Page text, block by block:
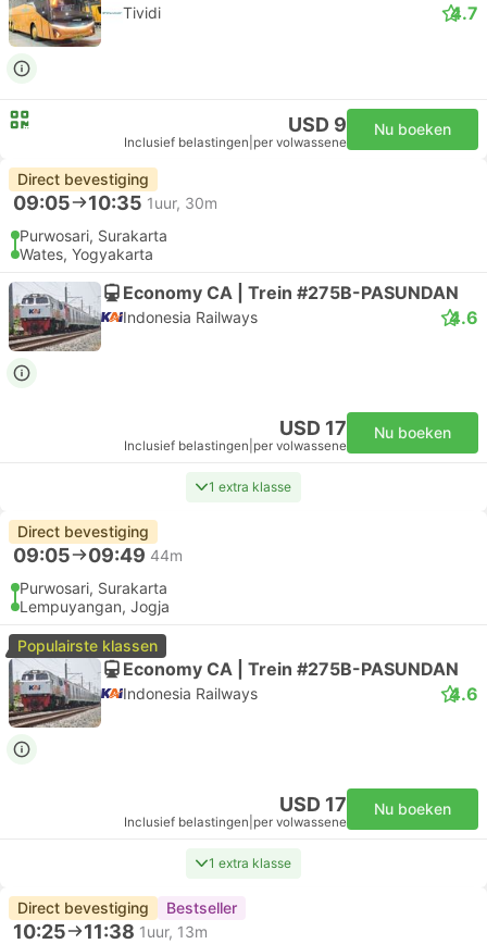
Tividi 4.7
USD 9
Inclusief belastingen per volwassene
Nu boeken
Direct bevestiging
09:05 10:35 1uur, 30m
Purwosari, Surakarta
Wates, Yogyakarta
Economy CA | Trein #275B-PASUNDAN
Indonesia Railways 4.6
USD 17
Inclusief belastingen per volwassene
Nu boeken
1 extra klasse
Direct bevestiging
09:05 09:49 44m
Purwosari, Surakarta
Lempuyangan, Jogja
Populairste klassen
Economy CA | Trein #275B-PASUNDAN
Indonesia Railways 4.6
USD 17
Inclusief belastingen per volwassene
Nu boeken
1 extra klasse
Direct bevestiging Bestseller
10:25 11:38 1uur, 13m